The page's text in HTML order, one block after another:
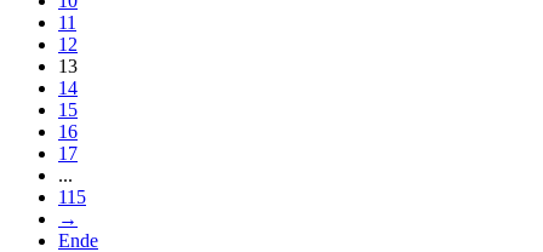
11
12
13
14
15
16
17
...
115
→
Ende